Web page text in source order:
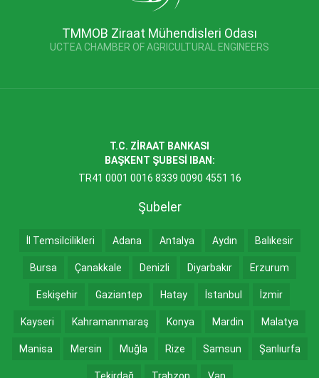
TMMOB Ziraat Mühendisleri Odası
UCTEA CHAMBER OF AGRICULTURAL ENGINEERS
T.C. ZİRAAT BANKASI
BAŞKENT ŞUBESİ IBAN:
TR41 0001 0016 8339 0090 4551 16
Şubeler
İl Temsilcilikleri Adana Antalya Aydın Balıkesir
Bursa Çanakkale Denizli Diyarbakır Erzurum
Eskişehir Gaziantep Hatay İstanbul İzmir
Kayseri Kahramanmaraş Konya Mardin Malatya
Manisa Mersin Muğla Rize Samsun Şanlıurfa
Tekirdağ Trabzon Van